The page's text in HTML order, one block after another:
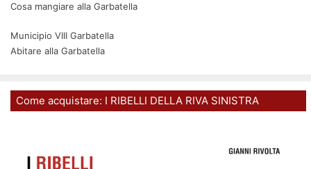
Cosa mangiare alla Garbatella
Municipio VIII Garbatella
Abitare alla Garbatella
Come acquistare: I RIBELLI DELLA RIVA SINISTRA